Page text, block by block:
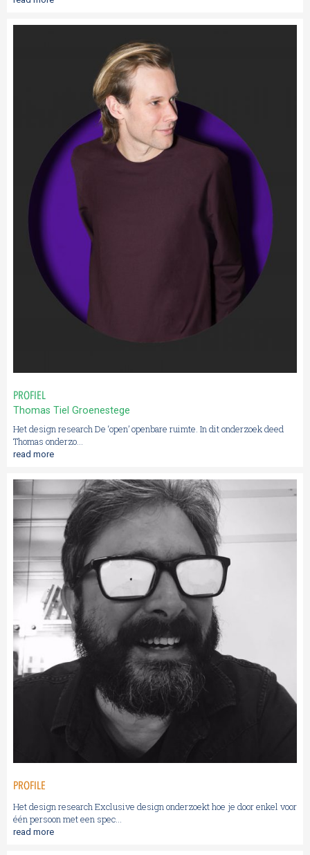
PROFIEL
Thomas Tiel Groenestege
Het design research De ‘open’ openbare ruimte. In dit onderzoek deed
Thomas onderzo...
read more
PROFILE
Het design research Exclusive design onderzoekt hoe je door enkel voor
één persoon met een spec...
read more